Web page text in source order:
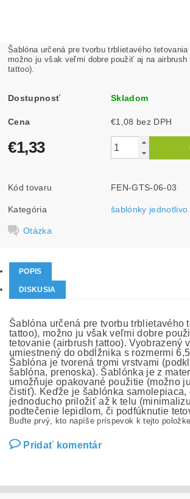
Šablóna určená pre tvorbu trblietavého tetovania
možno ju však veľmi dobre použiť aj na airbrush
tattoo).
Dostupnosť Skladom
Cena €1,08 bez DPH
€1,33
Kód tovaru FEN-GTS-06-03
Kategória šablónky jednotlivo
Otázka
POPIS
DISKUSIA
Šablóna určená pre tvorbu trblietavého
tattoo), možno ju však veľmi dobre
tetovanie (airbrush tattoo). Vyobrazený
umiestnený do obdĺžnika s rozmermi
Šablóna je tvorená tromi vrstvami
šablóna, prenoska). Šablónka je z
umožňuje opakované použitie (možno
čistiť). Keďže je šablónka samolepiaca,
jednoducho priložiť až k telu
podtečenie lepidlom, či podfúknutie
Buďte prvý, kto napíše príspevok k tejto
Pridať komentár